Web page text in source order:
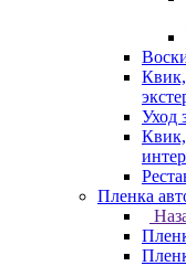
Уход
Пленка